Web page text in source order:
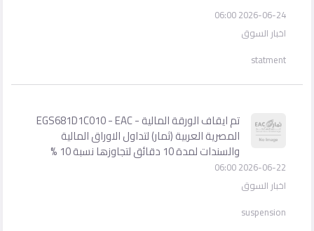
2026-06-24 06:00
اخبار السوق
statment
تم ايقاف الورقة المالية - EGS681D1C010 - EAC
المصرية العربية (ثمار) لتداول الاوراق المالية
والسندات لمدة 10 دقائق لتجاوزها نسبة 10 %
2026-06-22 06:00
اخبار السوق
suspension